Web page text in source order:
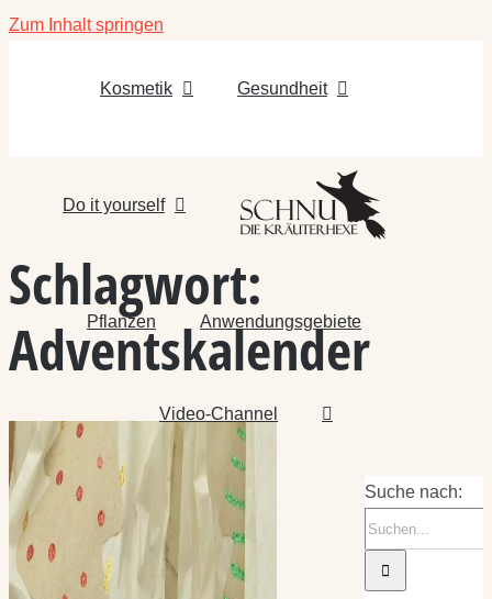
Zum Inhalt springen
Kosmetik Gesundheit
Do it yourself
Pflanzen Anwendungsgebiete
Video-Channel
Schlagwort:
Adventskalender
Suche nach: